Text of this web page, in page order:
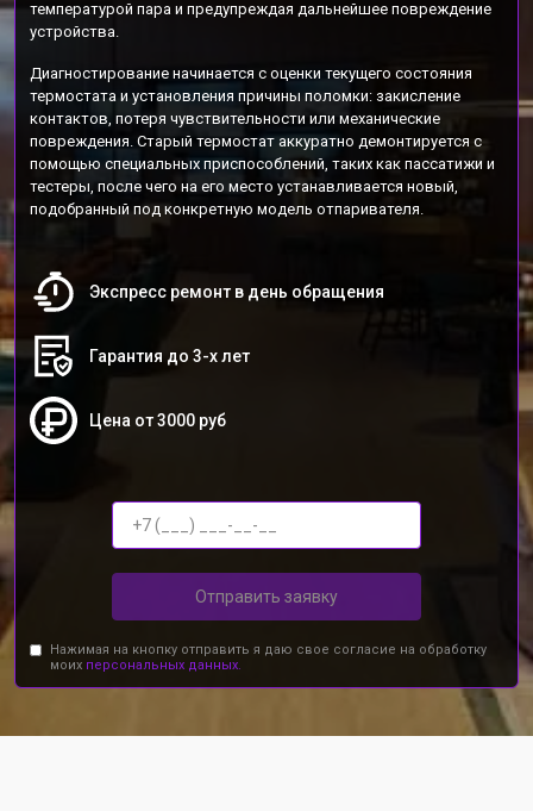
температурой пара и предупреждая дальнейшее повреждение
устройства.
Диагностирование начинается с оценки текущего состояния
термостата и установления причины поломки: закисление
контактов, потеря чувствительности или механические
повреждения. Старый термостат аккуратно демонтируется с
помощью специальных приспособлений, таких как пассатижи и
тестеры, после чего на его место устанавливается новый,
подобранный под конкретную модель отпаривателя.
Экспресс ремонт в день обращения
Гарантия до 3-х лет
Цена от 3000 руб
Отправить заявку
Нажимая на кнопку отправить я даю свое согласие на обработку
моих персональных данных.